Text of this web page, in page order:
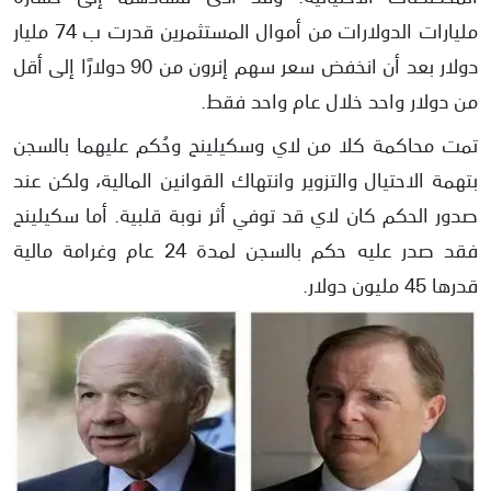
مليارات الدولارات من أموال المستثمرين قدرت ب 74 مليار
دولار بعد أن انخفض سعر سهم إنرون من 90 دولارًا إلى أقل
من دولار واحد خلال عام واحد فقط.
تمت محاكمة كلا من لاي وسكيلينج وحُكم عليهما بالسجن
بتهمة الاحتيال والتزوير وانتهاك القوانين المالية، ولكن عند
صدور الحكم كان لاي قد توفي أثر نوبة قلبية. أما سكيلينج
فقد صدر عليه حكم بالسجن لمدة 24 عام وغرامة مالية
قدرها 45 مليون دولار.